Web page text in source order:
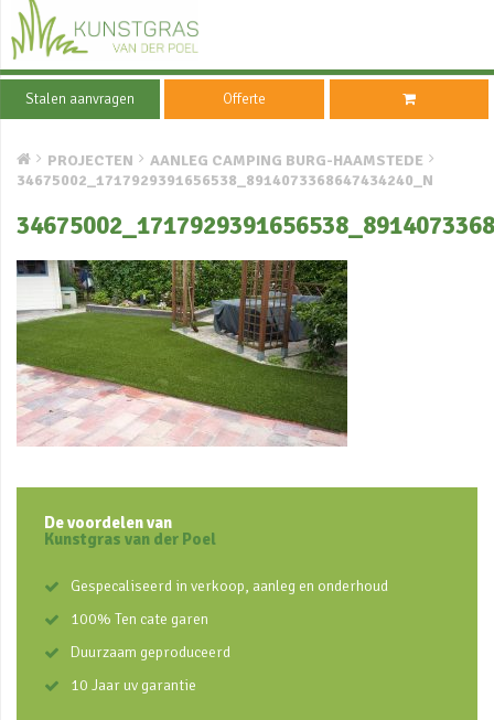
Stalen aanvragen Offerte
PROJECTEN
AANLEG CAMPING BURG-HAAMSTEDE
34675002_1717929391656538_8914073368647434240_N
De voordelen van
Kunstgras van der Poel
Gespecaliseerd in verkoop, aanleg en onderhoud
100% Ten cate garen
Duurzaam geproduceerd
10 Jaar uv garantie